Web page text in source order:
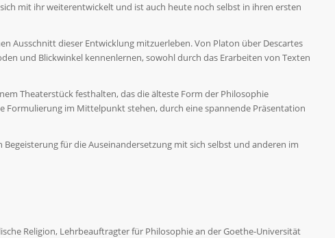
mit ihr weiterentwickelt und ist auch heute noch selbst in ihren ersten
Ausschnitt dieser Entwicklung mitzuerleben. Von Platon über Descartes
und Blickwinkel kennenlernen, sowohl durch das Erarbeiten von Texten
Theaterstück festhalten, das die älteste Form der Philosophie
Formulierung im Mittelpunkt stehen, durch eine spannende Präsentation
für die Auseinandersetzung mit sich selbst und anderen im
Religion, Lehrbeauftragter für Philosophie an der Goethe-Universität